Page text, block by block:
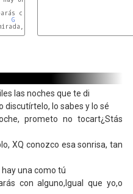
G
las noches que te di
discutírtelo, lo sabes y lo sé
prometo no tocart¿Stás
XQ conozco esa sonrisa, tan
una como tú
con alguno,Igual que yo,o